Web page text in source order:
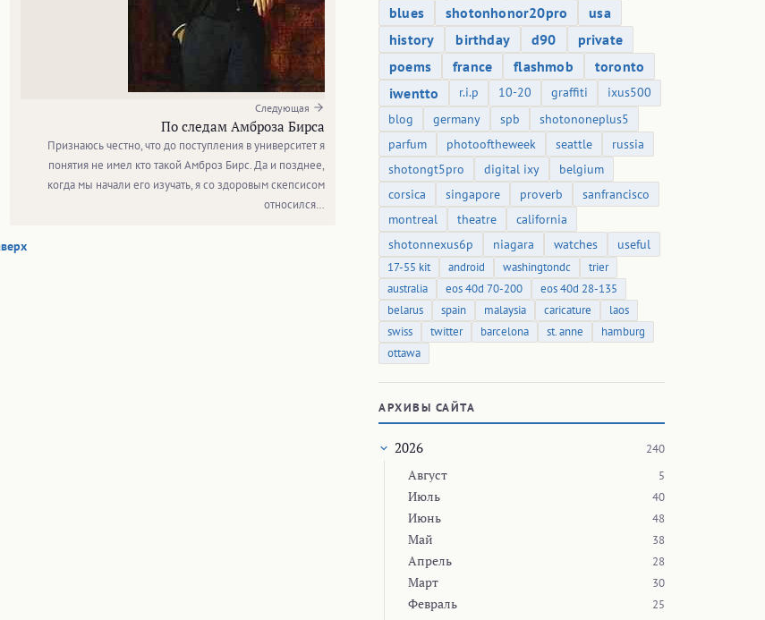
Следующая
По следам Амброза Бирса
Признаюсь честно, что до поступления в университет я
понятия не имел кто такой Амброз Бирс. Да и позднее,
когда мы начали его изучать, я со здоровым скепсисом
относился…
blues
shotonhonor20pro
usa
history
birthday d90
private
poems
france flashmob
toronto
iwentto
r.i.p 10-20 graffiti
ixus500
blog
germany spb
shotononeplus5
parfum
photooftheweek seattle
russia
shotongt5pro
digital ixy
belgium
corsica
singapore proverb
sanfrancisco
montreal
theatre
california
shotonnexus6p
niagara watches useful
17-55 kit android washingtondc
trier
australia
eos 40d 70-200
eos 40d 28-135
belarus
spain malaysia caricature
laos
swiss
twitter barcelona st. anne
hamburg
ottawa
АРХИВЫ САЙТА
2026 240
Август 5
Июль 40
Июнь 48
Май 38
Апрель 28
Март 30
Февраль 25